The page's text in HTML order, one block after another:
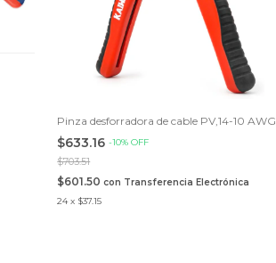
Pinza desforradora de cable PV,14-10 AWG
$633.16-10%OFF
$703.51
$601.50con Transferencia Electrónica
24 x $37.15